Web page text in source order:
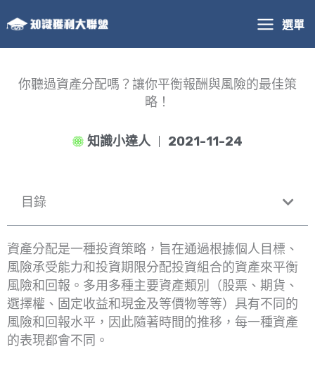
至
主
選單
你聽過資產分配嗎？讓你平衡報酬與風險的最佳策
略！
知識小達人 2021-11-24
目錄
資產分配是一種投資策略，旨在通過根據個人目標、
風險承受能力和投資期限分配投資組合的資產來平衡
風險和回報。多用多種主要資產類別（股票、期貨、
選擇權、固定收益和現金及等價物等等）具有不同的
風險和回報水平，因此隨著時間的推移，每一種資產
的表現都會不同。